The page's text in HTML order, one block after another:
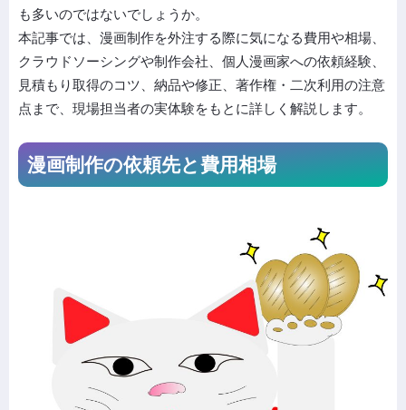
も多いのではないでしょうか。
本記事では、漫画制作を外注する際に気になる費用や相場、
クラウドソーシングや制作会社、個人漫画家への依頼経験、
見積もり取得のコツ、納品や修正、著作権・二次利用の注意
点まで、現場担当者の実体験をもとに詳しく解説します。
漫画制作の依頼先と費用相場